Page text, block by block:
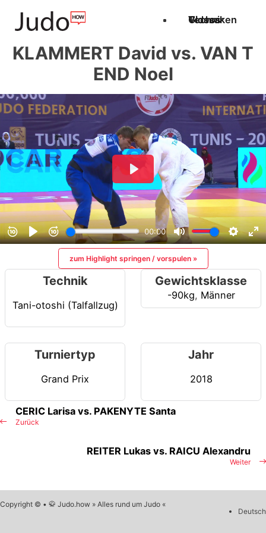
Techniken
Videos
Glossar
KLAMMERT David vs. VAN T
END Noel
zum Highlight springen / vorspulen »
Technik
Tani-otoshi (Talfallzug)
Gewichtsklasse
-90kg, Männer
Turniertyp
Grand Prix
Jahr
2018
Zurück
CERIC Larisa vs. PAKENYTE Santa
Weiter
REITER Lukas vs. RAICU Alexandru
Copyright © • 🥋 Judo.how » Alles rund um Judo «
Deutsch